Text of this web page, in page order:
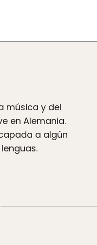
música y del
en Alemania.
a algún